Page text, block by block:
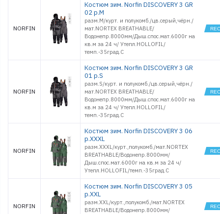
NORFIN
Костюм зим. Norfin DISCOVERY 3 GR
02 р.M
разм.M/курт. и полукомб./цв.серый,чёрн./
мат.NORTEX BREATHABLE/
Водонепр.8000мм/Дыш.спос.мат.6000г на
кв.м за 24 ч/ Утепл.HOLLOFIL/
темп.-35град.С
NORFIN
Костюм зим. Norfin DISCOVERY 3 GR
01 р.S
разм.S/курт. и полукомб./цв.серый,чёрн./
мат.NORTEX BREATHABLE/
Водонепр.8000мм/Дыш.спос.мат.6000г на
кв.м за 24 ч/ Утепл.HOLLOFIL/
темп.-35град.С
NORFIN
Костюм зим. Norfin DISCOVERY 3 06
р.XXXL
разм.XXXL/курт.,полукомб./мат.NORTEX
BREATHABLE/Водонепр.8000мм/
Дыш.спос.мат.6000г на кв.м за 24 ч/
Утепл.HOLLOFIL/темп.-35град.С
NORFIN
Костюм зим. Norfin DISCOVERY 3 05
р.XXL
разм.XXL/курт.,полукомб./мат.NORTEX
BREATHABLE/Водонепр.8000мм/